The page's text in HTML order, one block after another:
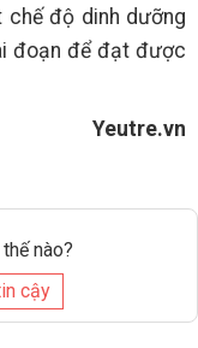
chế độ dinh dưỡng
đoạn để đạt được
Yeutre.vn
nào?
cậy